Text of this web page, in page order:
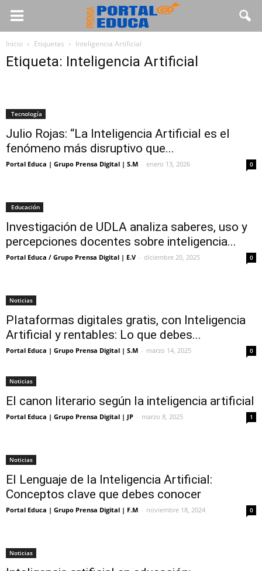
Inicio Etiquetas Inteligencia Artificial
Etiqueta: Inteligencia Artificial
Tecnología
Julio Rojas: “La Inteligencia Artificial es el
fenómeno más disruptivo que...
Portal Educa | Grupo Prensa Digital | S.M - enero 13, 2026 0
Educación
Investigación de UDLA analiza saberes, uso y
percepciones docentes sobre inteligencia...
Portal Educa / Grupo Prensa Digital | E.V - diciembre 20, 2025 0
Noticias
Plataformas digitales gratis, con Inteligencia
Artificial y rentables: Lo que debes...
Portal Educa | Grupo Prensa Digital | S.M - marzo 14, 2025 0
Noticias
El canon literario según la inteligencia artificial
Portal Educa | Grupo Prensa Digital | JP - marzo 8, 2025 1
Noticias
El Lenguaje de la Inteligencia Artificial:
Conceptos clave que debes conocer
Portal Educa | Grupo Prensa Digital | F.M - noviembre 18, 2024 0
Noticias